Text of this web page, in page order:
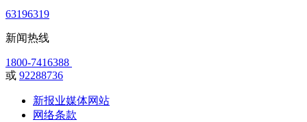
63196319
新闻热线
1800-7416388
或 92288736
新报业媒体网站
网络条款